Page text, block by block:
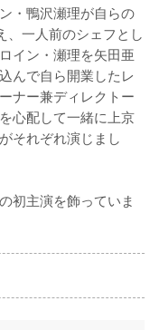
・鴨沢瀬理が自らの
、一人前のシェフとし
イン・瀬理を矢田亜
んで自ら開業したレ
ナー兼ディレクトー
心配して一緒に上京
それぞれ演じまし
初主演を飾っていま